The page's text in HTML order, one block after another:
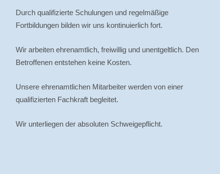
Durch qualifizierte Schulungen und regelmäßige
Fortbildungen bilden wir uns kontinuierlich fort.
Wir arbeiten ehrenamtlich, freiwillig und unentgeltlich. Den
Betroffenen entstehen keine Kosten.
Unsere ehrenamtlichen Mitarbeiter werden von einer
qualifizierten Fachkraft begleitet.
Wir unterliegen der absoluten Schweigepflicht.